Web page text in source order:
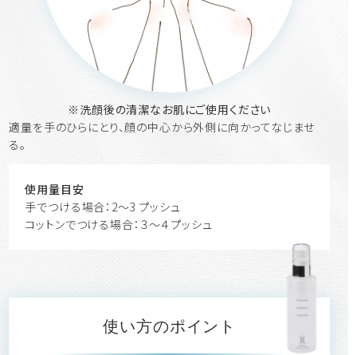
適量を手のひらにとり、顔の中心から外側に向かってなじませ
る。
使用量目安
手でつける場合：2～3 プッシュ
コットンでつける場合：３～４プッシュ
※洗顔後の清潔なお肌にご使用ください
使い方のポイント